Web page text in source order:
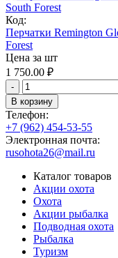
Код:
Перчатки Remington
Forest
Цена за шт
1 750.00 ₽
-
В корзину
Телефон:
+7 (962) 454-53-55
Электронная почта:
rusohota26@mail.ru
Каталог товаров
Акции охота
Охота
Акции рыбалка
Подводная охота
Рыбалка
Туризм